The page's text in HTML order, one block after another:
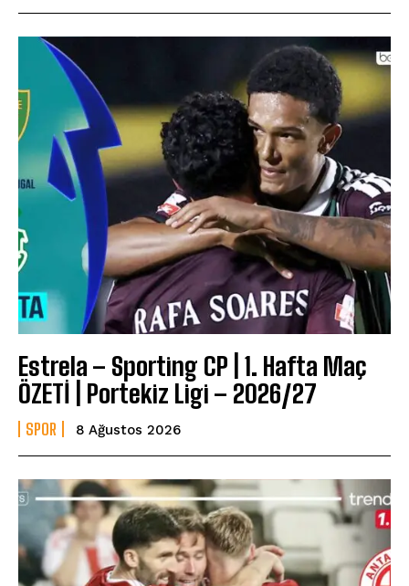
Estrela – Sporting CP | 1. Hafta Maç
ÖZETİ | Portekiz Ligi – 2026/27
SPOR 8 Ağustos 2026